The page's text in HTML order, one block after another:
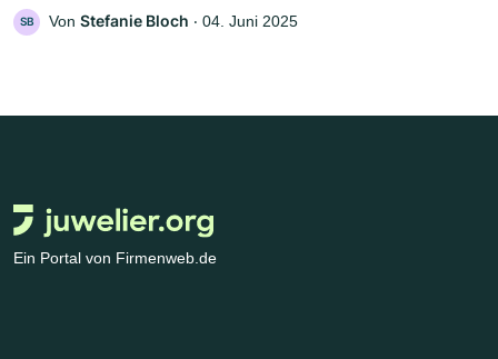
SB Von Stefanie Bloch ‧ 04. Juni 2025
Ein Portal von Firmenweb.de